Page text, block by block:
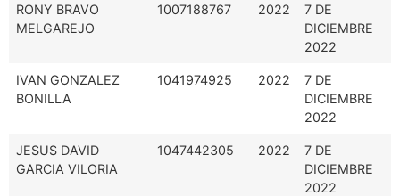
RONY BRAVO
MELGAREJO
1007188767 2022
7 DE
DICIEMBRE
2022
IVAN GONZALEZ
BONILLA
1041974925 2022
7 DE
DICIEMBRE
2022
JESUS DAVID
GARCIA VILORIA
1047442305 2022
7 DE
DICIEMBRE
2022